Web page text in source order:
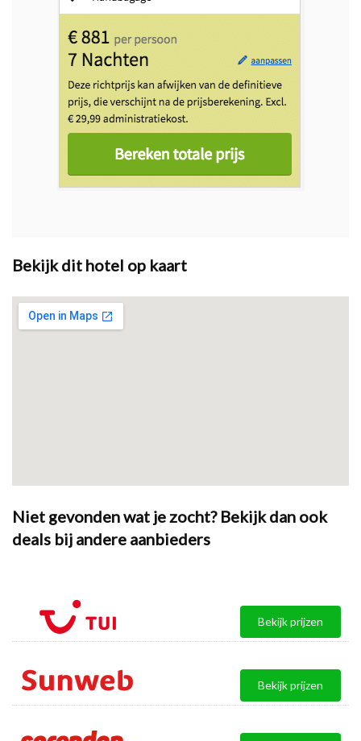
Bekijk dit hotel op kaart
Niet gevonden wat je zocht? Bekijk dan ook
deals bij andere aanbieders
Bekijk prijzen
Bekijk prijzen